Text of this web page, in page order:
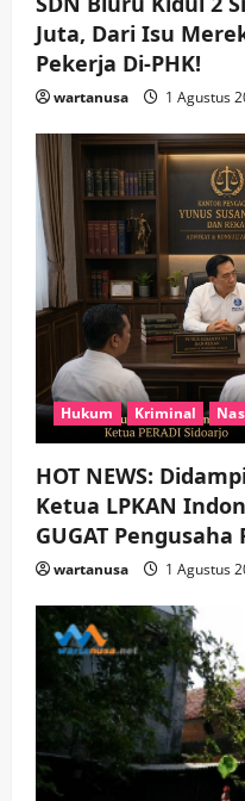
Juta, Dari Isu
Pekerja Di-PHK!
wartanusa 1 Agustus
Hukum Kriminal
HOT NEWS:
Ketua LPKAN
GUGAT
wartanusa 1 Agustus